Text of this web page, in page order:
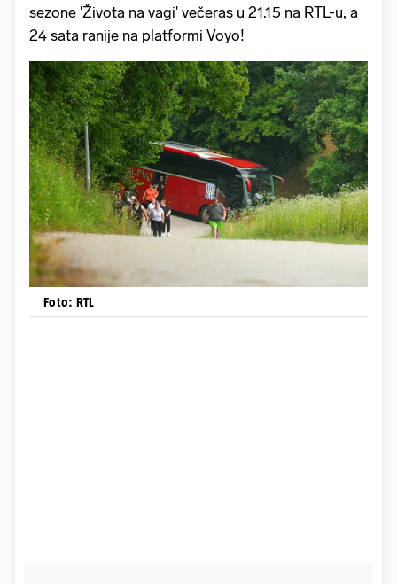
sezone 'Života na vagi' večeras u 21.15 na RTL-u, a
24 sata ranije na platformi Voyo!
Foto: RTL